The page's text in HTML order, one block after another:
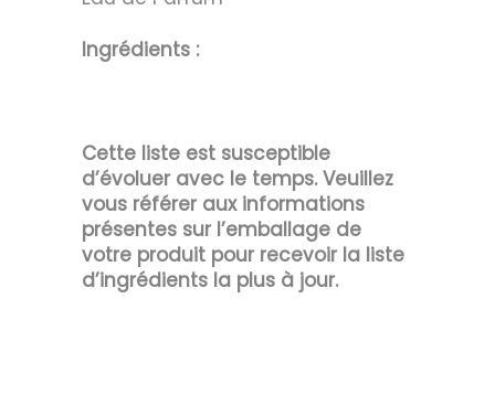
Ingrédients :
Cette liste est susceptible
d’évoluer avec le temps. Veuillez
vous référer aux informations
présentes sur l’emballage de
votre produit pour recevoir la liste
d’ingrédients la plus à jour.